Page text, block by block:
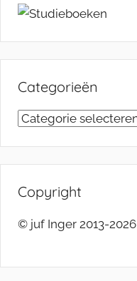
Categorieën
Categorieën
Copyright
© juf Inger 2013-2026